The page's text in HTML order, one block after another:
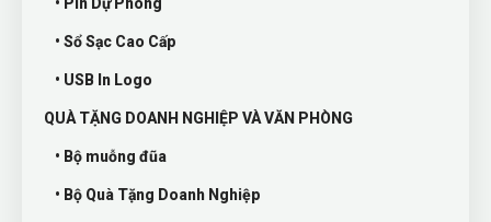
• Sổ Sạc Cao Cấp
• USB In Logo
QUÀ TẶNG DOANH NGHIỆP VÀ VĂN PHÒNG
• Bộ muỗng đũa
• Bộ Quà Tặng Doanh Nghiệp